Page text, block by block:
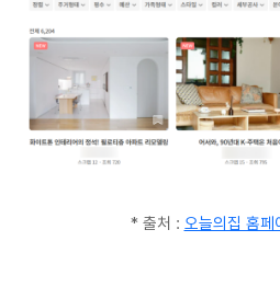
* 출처 : 오늘의집 홈